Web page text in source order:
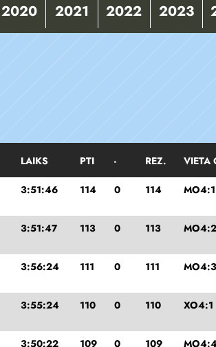
2020 2021 2022 2023
LAIKS PTI - REZ. VIETA
3:51:46 114 0 114 MO4:1
3:51:47 113 0 113 MO4:2
3:56:24 111 0 111 MO4:3
3:55:24 110 0 110 XO4:1
3:50:22 109 0 109